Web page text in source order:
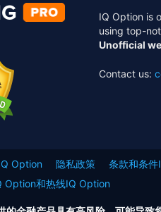
IQ Option is
using top-
Unofficial
Contact us:
Option 隐私政策 条款和条
Option和热线IQ Option